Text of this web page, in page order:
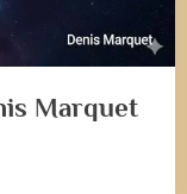
Marquet